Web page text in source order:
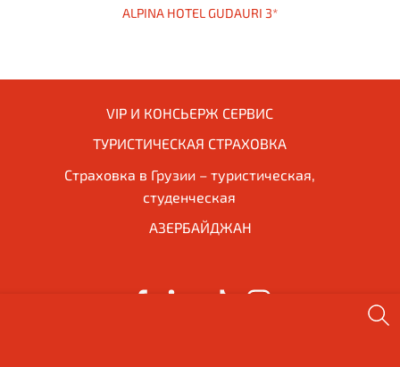
ALPINA HOTEL GUDAURI 3*
VIP И КОНСЬЕРЖ СЕРВИС
ТУРИСТИЧЕСКАЯ СТРАХОВКА
Страховка в Грузии – туристическая,
студенческая
АЗЕРБАЙДЖАН